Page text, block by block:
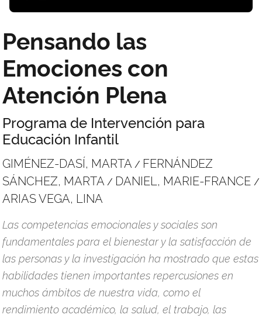
Pensando las
Emociones con
Atención Plena
Programa de Intervención para
Educación Infantil
GIMÉNEZ-DASÍ, MARTA / FERNÁNDEZ
SÁNCHEZ, MARTA / DANIEL, MARIE-FRANCE /
ARIAS VEGA, LINA
Las competencias emocionales y sociales son
fundamentales para el bienestar y la satisfacción de
las personas y la investigación ha mostrado que estas
habilidades tienen importantes repercusiones en
muchos ámbitos de nuestra vida, como el
rendimiento académico, la salud, el trabajo, las